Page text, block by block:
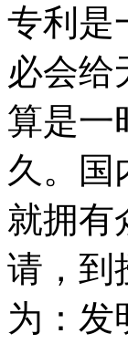
专利是
必会给
算是一
久。国
就拥有
请，到
为：发